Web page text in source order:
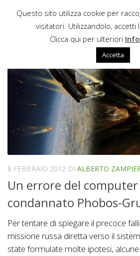
Sotto il contenuto
FOBOS GRUNT
8 FEBBRAIO 2012 DI ALBERTO
Un errore del computer
condannato Phobos-
Per tentare di spiegare il precoce
missione russa diretta verso il
state formulate molte ipotesi,
Questo sito utilizza cookie per
visitatori. Utilizzandolo, accetti
Clicca qui per ulteriori
Accetta